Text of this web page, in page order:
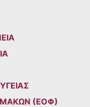
(ΕΟΦ)